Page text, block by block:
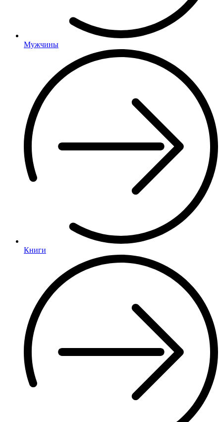
Мужчины
Книги